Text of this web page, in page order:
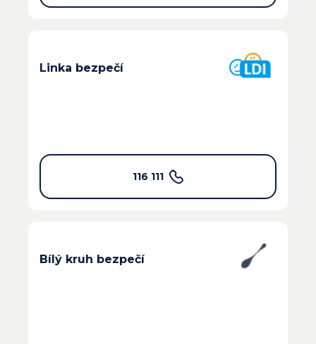
Linka bezpečí
116 111
Bílý kruh bezpečí